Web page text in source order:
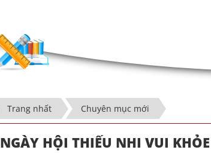
Trang nhất Chuyên mục mới
NGÀY HỘI THIẾU NHI VUI